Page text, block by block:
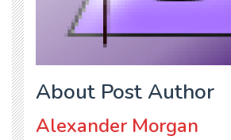
About Post Author
Alexander Morgan